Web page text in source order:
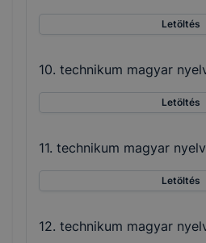
Letöltés
10. technikum magyar
Letöltés
11. technikum magyar
Letöltés
12. technikum magyar